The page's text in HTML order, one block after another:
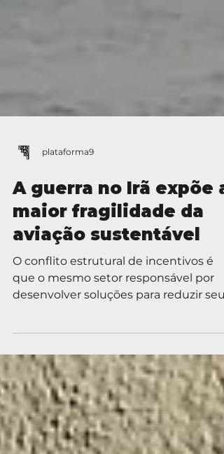
plataforma9
A guerra no Irã expõe a
maior fragilidade da
aviação sustentável
O conflito estrutural de incentivos é
financeiramente da expansão
da atividade que gera esse impacto.